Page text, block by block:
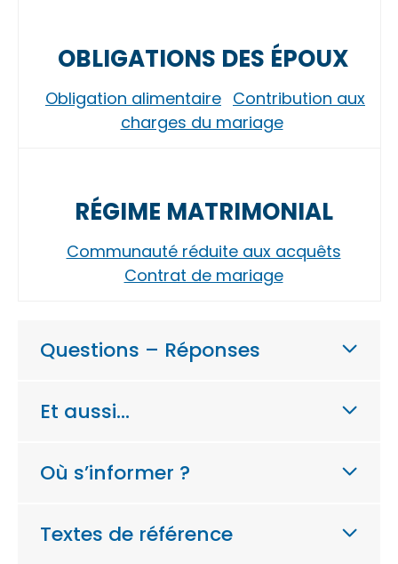
OBLIGATIONS DES ÉPOUX
Obligation alimentaire Contribution aux
charges du mariage
RÉGIME MATRIMONIAL
Communauté réduite aux acquêts
Contrat de mariage
Questions – Réponses
Et aussi…
Où s’informer ?
Textes de référence